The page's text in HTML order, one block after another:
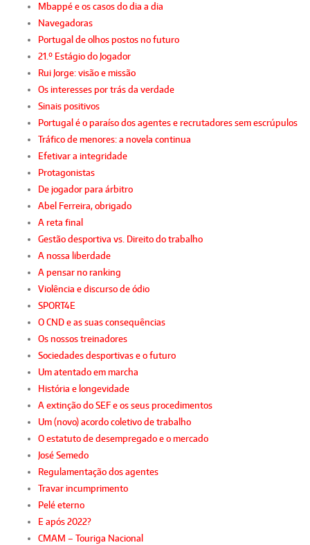
Mbappé e os casos do dia a dia
Navegadoras
Portugal de olhos postos no futuro
21.º Estágio do Jogador
Rui Jorge: visão e missão
Os interesses por trás da verdade
Sinais positivos
Portugal é o paraíso dos agentes e recrutadores sem escrúpulos
Tráfico de menores: a novela continua
Efetivar a integridade
Protagonistas
De jogador para árbitro
Abel Ferreira, obrigado
A reta final
Gestão desportiva vs. Direito do trabalho
A nossa liberdade
A pensar no ranking
Violência e discurso de ódio
SPORT4E
O CND e as suas consequências
Os nossos treinadores
Sociedades desportivas e o futuro
Um atentado em marcha
História e longevidade
A extinção do SEF e os seus procedimentos
Um (novo) acordo coletivo de trabalho
O estatuto de desempregado e o mercado
José Semedo
Regulamentação dos agentes
Travar incumprimento
Pelé eterno
E após 2022?
CMAM – Touriga Nacional